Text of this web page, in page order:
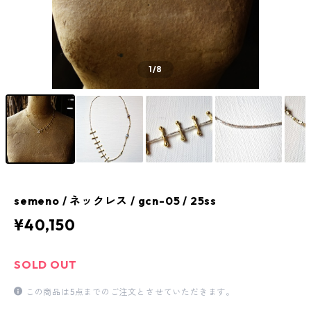
1/8
semeno / ネックレス / gcn-05 / 25ss
¥40,150
SOLD OUT
この商品は5点までのご注文とさせていただきます。